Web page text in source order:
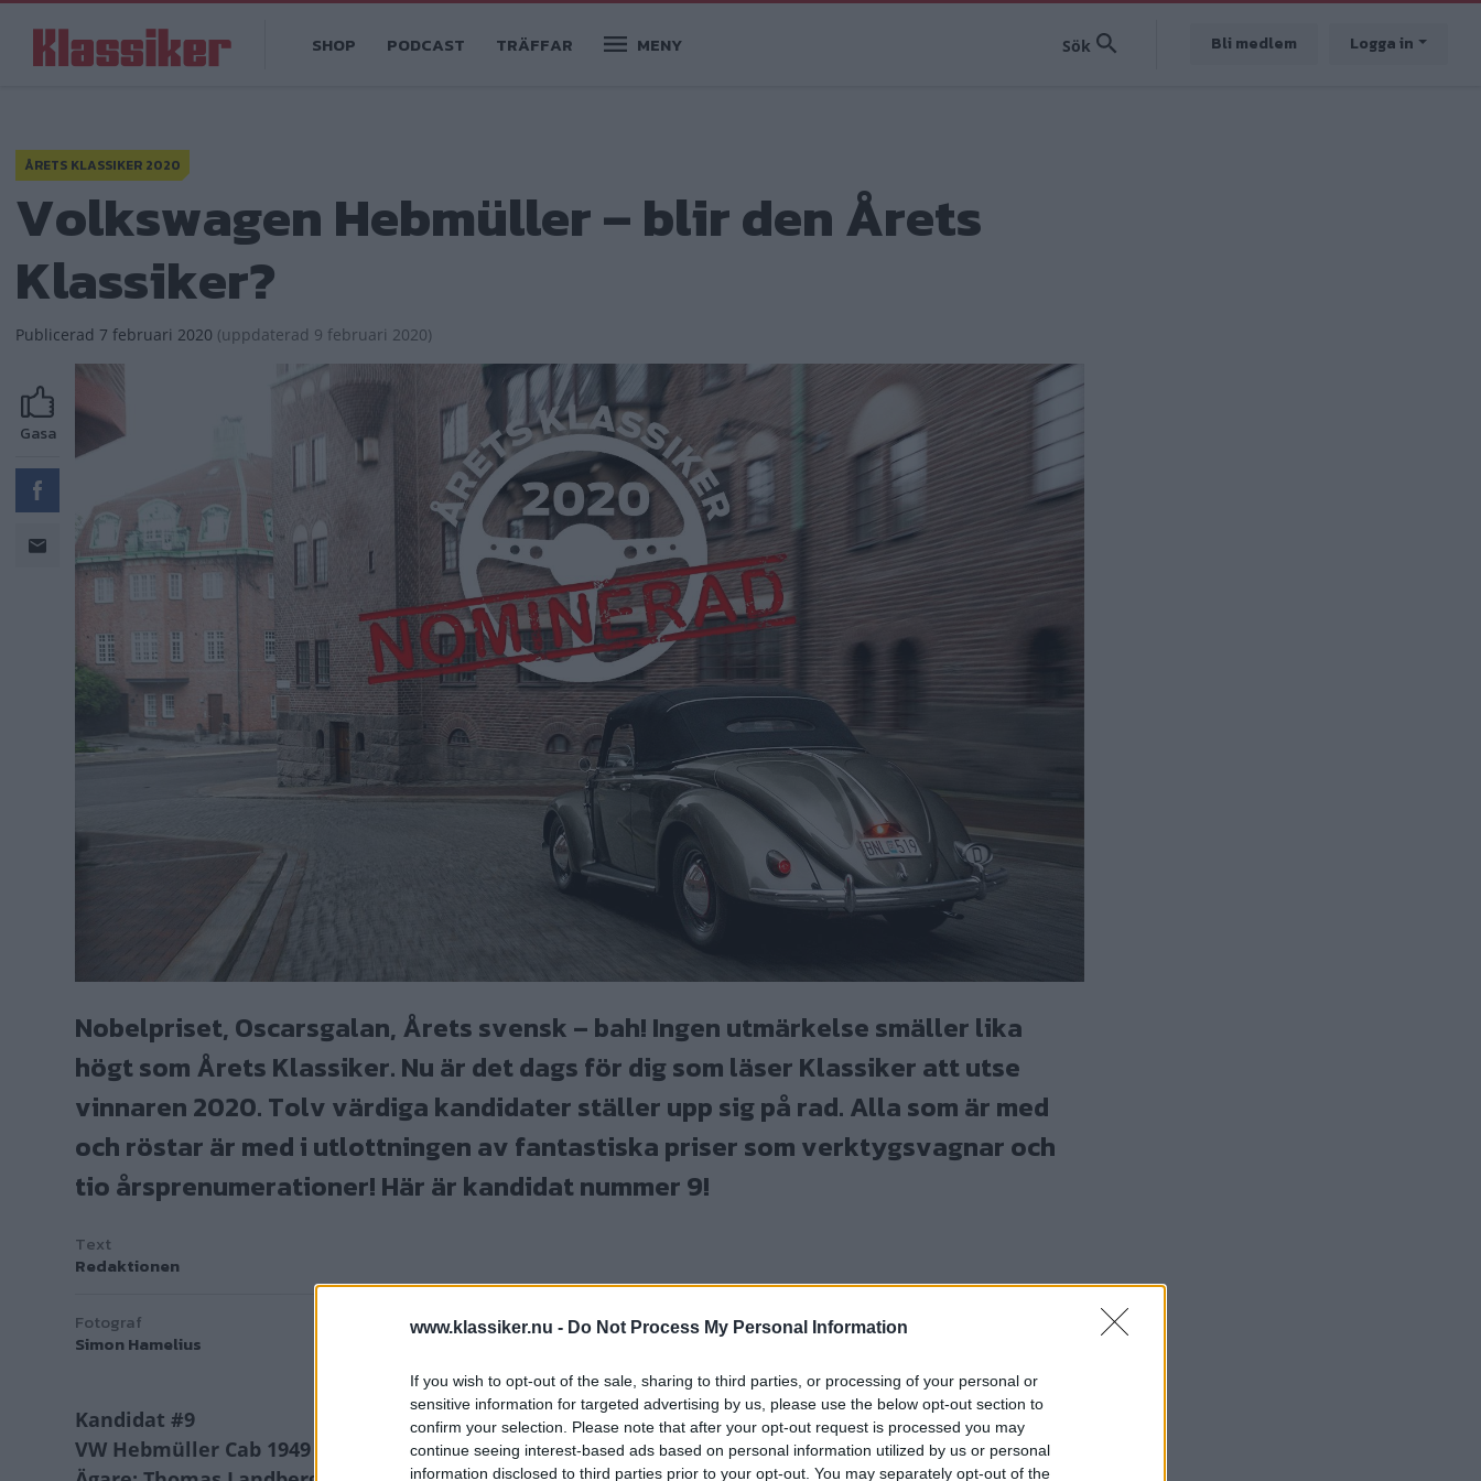
www.klassiker.nu - Do Not Process My Personal Information
If you wish to opt-out of the sale, sharing to third parties, or processing of your personal or
sensitive information for targeted advertising by us, please use the below opt-out section to
confirm your selection. Please note that after your opt-out request is processed you may
continue seeing interest-based ads based on personal information utilized by us or personal
information disclosed to third parties prior to your opt-out. You may separately opt-out of the
huvudinnehåll
navigation
SHOP PODCAST TRÄFFAR MENY Bli medlem Logga in
ÅRETS KLASSIKER 2020
Volkswagen Hebmüller – blir den Årets
Klassiker?
Publicerad 7 februari 2020 (uppdaterad 9 februari 2020)
Gasa
Nobelpriset, Oscarsgalan, Årets svensk – bah! Ingen utmärkelse smäller lika
högt som Årets Klassiker. Nu är det dags för dig som läser Klassiker att utse
vinnaren 2020. Tolv värdiga kandidater ställer upp sig på rad. Alla som är med
och röstar är med i utlottningen av fantastiska priser som verktygsvagnar och
tio årsprenumerationer! Här är kandidat nummer 9!
Text
Redaktionen
Fotograf
Simon Hamelius
Kandidat #9
VW Hebmüller Cab 1949